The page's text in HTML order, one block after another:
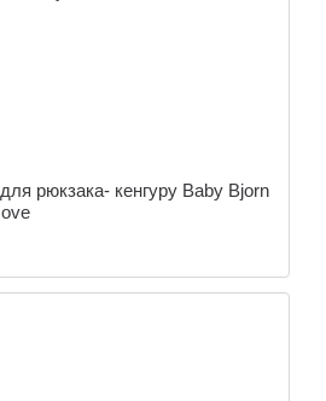
рюкзака- кенгуру Baby Bjorn